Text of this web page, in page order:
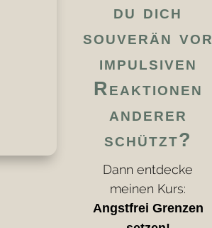
du dich
souverän vor
impulsiven
Reaktionen
anderer
schützt?
Dann entdecke
meinen Kurs:
Angstfrei Grenzen